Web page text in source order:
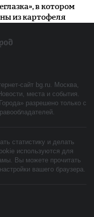
в котором
из картофеля
сайт bg.ru. Москва,
места и события.
разрешено только с
статистику и делать
используются для
Вы можете прочитать
вашего браузера.